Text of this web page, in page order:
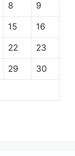
8 9
15 16
22 23
29 30